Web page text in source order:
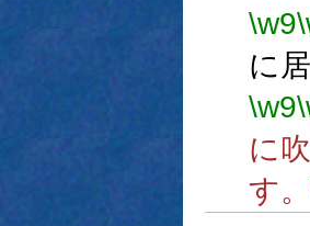
\w9
に
\w9
に
す。